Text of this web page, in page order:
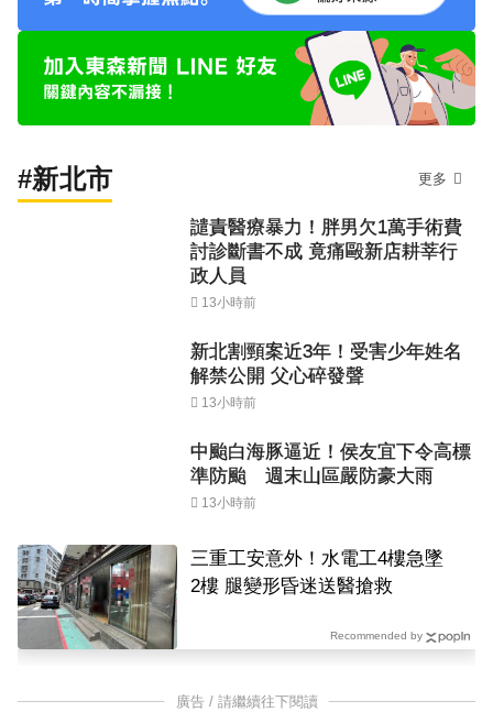
#新北市 更多
譴責醫療暴力！胖男欠1萬手術費
討診斷書不成 竟痛毆新店耕莘行
政人員
13小時前
新北割頸案近3年！受害少年姓名
解禁公開 父心碎發聲
13小時前
中颱白海豚逼近！侯友宜下令高標
準防颱 週末山區嚴防豪大雨
13小時前
三重工安意外！水電工4樓急墜
2樓 腿變形昏迷送醫搶救
Recommended by
廣告 / 請繼續往下閱讀